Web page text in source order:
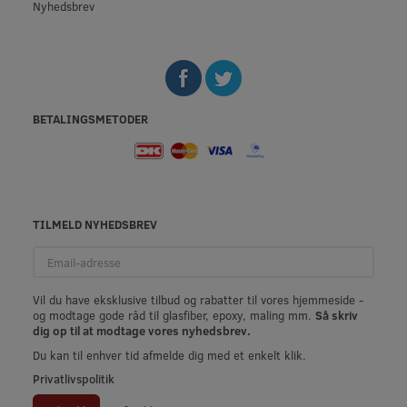
Nyhedsbrev
BETALINGSMETODER
TILMELD NYHEDSBREV
adresse
Vil du have eksklusive tilbud og rabatter til vores hjemmeside -
og modtage gode råd til glasfiber, epoxy, maling mm. Så skriv
dig op til at modtage vores nyhedsbrev.
Du kan til enhver tid afmelde dig med et enkelt klik.
Privatlivspolitik